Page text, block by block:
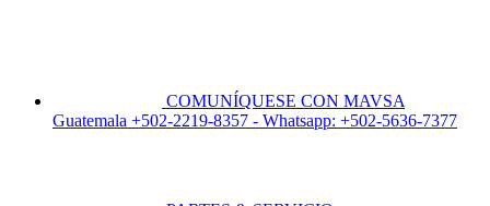
COMUNÍQUESE CON MAVSA
Guatemala +502-2219-8357 - Whatsapp: +502-5636-7377